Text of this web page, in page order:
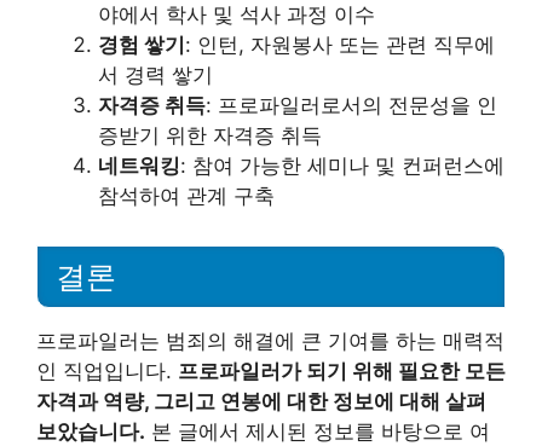
야에서 학사 및 석사 과정 이수
경험 쌓기: 인턴, 자원봉사 또는 관련 직무에
서 경력 쌓기
자격증 취득: 프로파일러로서의 전문성을 인
증받기 위한 자격증 취득
네트워킹: 참여 가능한 세미나 및 컨퍼런스에
참석하여 관계 구축
결론
프로파일러는 범죄의 해결에 큰 기여를 하는 매력적
인 직업입니다. 프로파일러가 되기 위해 필요한 모든
자격과 역량, 그리고 연봉에 대한 정보에 대해 살펴
보았습니다. 본 글에서 제시된 정보를 바탕으로 여